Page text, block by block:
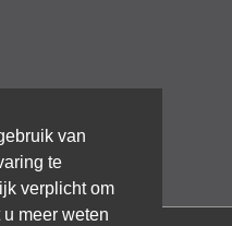
van
te
verplicht om
meer weten